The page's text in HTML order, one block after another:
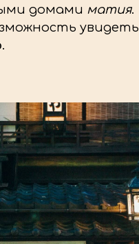
домами матия.
увидеть
.